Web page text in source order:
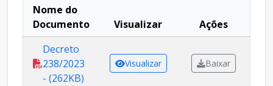
Nome do
Documento
Visualizar
Ações
Decreto
238/2023
- (262KB)
Visualizar Baixar